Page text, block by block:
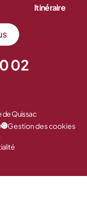
Itinéraire
02
Quissac
Gestion des cookies